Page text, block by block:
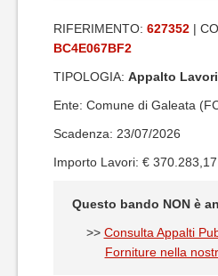
RIFERIMENTO: 627352 |
BC4E067BF2
TIPOLOGIA: Appalto Lavori
Ente: Comune di Galeata
Scadenza: 23/07/2026
Importo Lavori: € 370.283,17
Questo bando NON è
>> Consulta Appalti
Forniture nella